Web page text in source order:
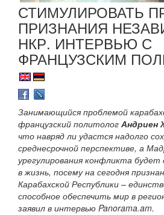
СТИМУЛИРОВАТЬ
ПРИЗНАНИЯ
НКР. ИНТЕРВЬЮ С
ФРАНЦУЗСКИМ
Занимающийся проблемой
французский политолог Андриен
что навряд ли удастся надолго
среднесрочной перспективе, а
урегулирования конфликта
в жизнь, посему на сегодня
Карабахской Республики –
способное обеспечить мир в
заявил в интервью Panorama.am.